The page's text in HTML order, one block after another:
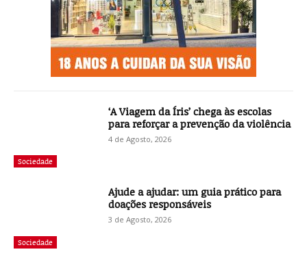
Sociedade
‘A Viagem da Íris’ chega às escolas
para reforçar a prevenção da violência
4 de Agosto, 2026
Sociedade
Ajude a ajudar: um guia prático para
doações responsáveis
3 de Agosto, 2026